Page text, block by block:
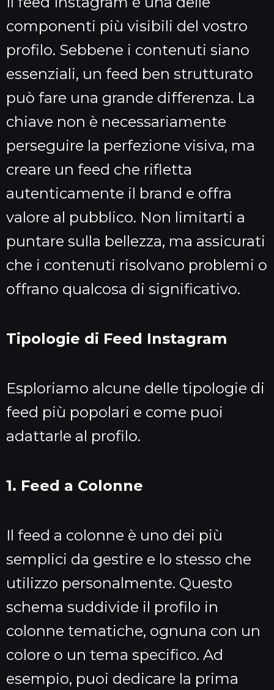
componenti più visibili del vostro
profilo. Sebbene i contenuti siano
essenziali, un feed ben strutturato
può fare una grande differenza. La
chiave non è necessariamente
perseguire la perfezione visiva, ma
creare un feed che rifletta
autenticamente il brand e offra
valore al pubblico. Non limitarti a
puntare sulla bellezza, ma assicurati
che i contenuti risolvano problemi o
offrano qualcosa di significativo.
Tipologie di Feed Instagram
Esploriamo alcune delle tipologie di
feed più popolari e come puoi
adattarle al profilo.
1. Feed a Colonne
Il feed a colonne è uno dei più
semplici da gestire e lo stesso che
utilizzo personalmente. Questo
schema suddivide il profilo in
colonne tematiche, ognuna con un
colore o un tema specifico. Ad
esempio, puoi dedicare la prima